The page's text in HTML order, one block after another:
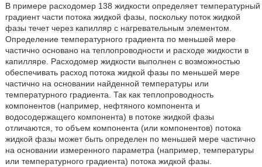
В примере расходомер 138 жидкости определяет температурный
градиент части потока жидкой фазы, поскольку поток жидкой
фазы течет через капилляр с нагревательным элементом.
Определение температурного градиента по меньшей мере
частично основано на теплопроводности и расходе жидкости в
капилляре. Расходомер жидкости выполнен с возможностью
обеспечивать расход потока жидкой фазы по меньшей мере
частично на основании найденной температуры или
температурного градиента. Так как теплопроводность
компонентов (например, нефтяного компонента и
водосодержащего компонента) в потоке жидкой фазы
отличаются, то объем компонента (или компонентов) потока
жидкой фазы может быть определен по меньшей мере частично
на основании измеренного параметра (например, температуры
или температурного градиента) потока жидкой фазы.